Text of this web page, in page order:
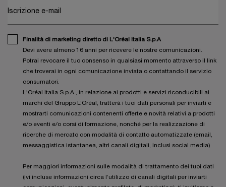
Iscrizione e-mail
Finalità di marketing diretto di L'Oréal Italia S.p.A
Devi avere almeno 16 anni per ricevere le nostre comunicazioni.
Potrai revocare il tuo consenso in qualsiasi momento attraverso il link
che troverai in ogni comunicazione inviata o contattando il servizio
consumatori.
L'Oréal Italia S.p.A., in relazione ai prodotti e servizi riconducibili ai
marchi del Gruppo L’Oréal, tratterà i tuoi dati personali per inviarti e
mostrarti comunicazioni contenenti offerte e novità relativi a prodotti
e/o eventi e/o corsi di formazione, nonché per la realizzazione di
ricerche di mercato con modalità di contatto automatizzate (email,
messaggistica istantanea, altri canali digitali, inclusi social media)
Per maggiori informazioni sulle modalità di trattamento dei tuoi dati
(ivi incluse informazioni circa l’utilizzo di canali digitali per inviarti